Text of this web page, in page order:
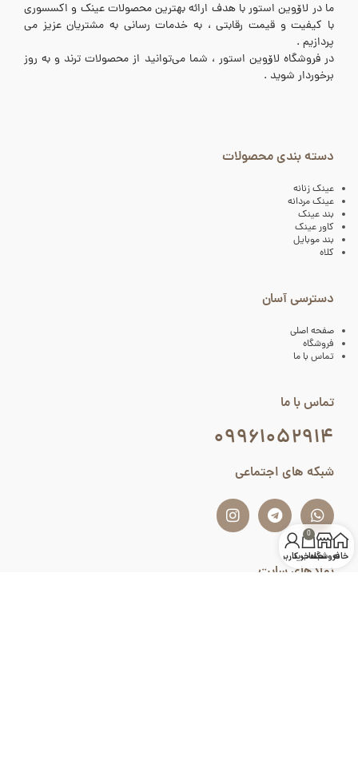
ما در لاۆوین استور با هدف ارائه بهترین محصولات عینک و اکسسوری
با کیفیت و قیمت رقابتی ، به خدمات رسانی به مشتریان عزیز می
پردازیم .
در فروشگاه لاۆوین استور ، شما می‌توانید از محصولات ترند و به روز
برخوردار شوید .
دسته بندی محصولات
عینک زنانه
عینک مردانه
بند عینک
کاور عینک
بند موبایل
کلاه
دسترسی آسان
صفحه اصلی
فروشگاه
تماس با ما
تماس با ما
۰۹۹۶۱۰۵۲۹۱۴
شبکه های اجتماعی
نمادهای سایت
خانهفروشگاه
0
سبد خرید
حساب کاربری من